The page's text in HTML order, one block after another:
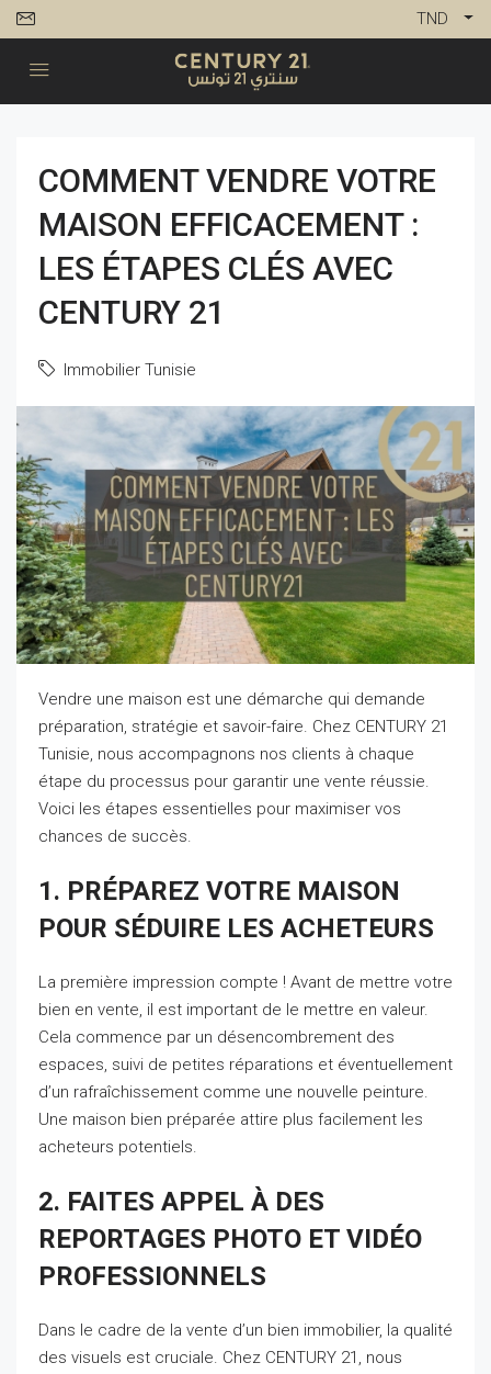
TND
COMMENT VENDRE VOTRE
MAISON EFFICACEMENT :
LES ÉTAPES CLÉS AVEC
CENTURY 21
Immobilier Tunisie
Vendre une maison est une démarche qui demande
préparation, stratégie et savoir-faire. Chez CENTURY 21
Tunisie, nous accompagnons nos clients à chaque
étape du processus pour garantir une vente réussie.
Voici les étapes essentielles pour maximiser vos
chances de succès.
1. PRÉPAREZ VOTRE MAISON
POUR SÉDUIRE LES ACHETEURS
La première impression compte ! Avant de mettre votre
bien en vente, il est important de le mettre en valeur.
Cela commence par un désencombrement des
espaces, suivi de petites réparations et éventuellement
d’un rafraîchissement comme une nouvelle peinture.
Une maison bien préparée attire plus facilement les
acheteurs potentiels.
2. FAITES APPEL À DES
REPORTAGES PHOTO ET VIDÉO
PROFESSIONNELS
Dans le cadre de la vente d’un bien immobilier, la qualité
des visuels est cruciale. Chez CENTURY 21, nous